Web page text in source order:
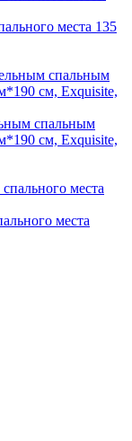
места 135
спальным
см, Exquisite,
места